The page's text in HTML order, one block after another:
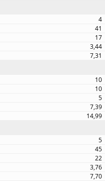
4
41
17
3,44
7,31
10
10
5
7,39
14,99
5
45
22
3,76
7,70